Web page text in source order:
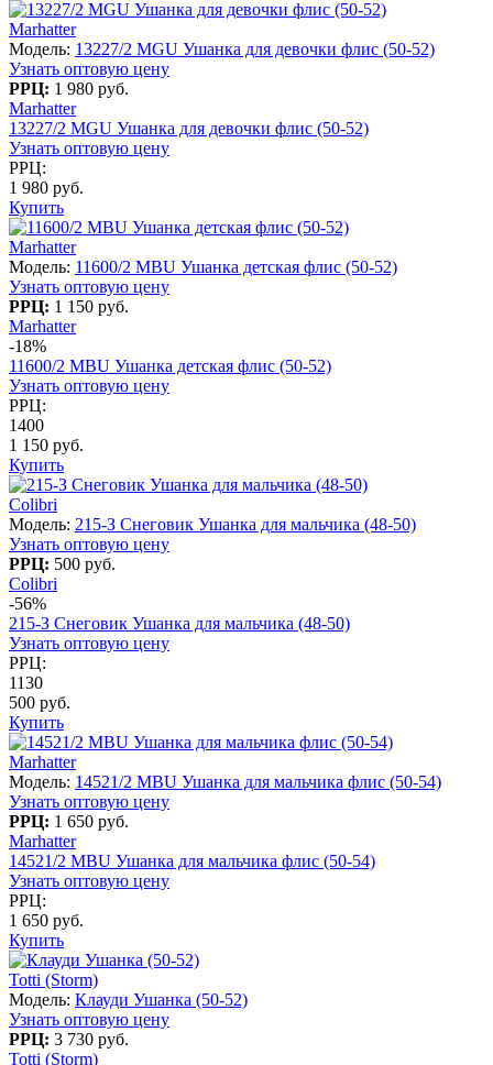
Marhatter
Модель: 13227/2 MGU Ушанка для девочки флис (50-52)
Узнать оптовую цену
РРЦ: 1 980 руб.
Marhatter
13227/2 MGU Ушанка для девочки флис (50-52)
Узнать оптовую цену
РРЦ:
1 980 руб.
Купить
Marhatter
Модель: 11600/2 MBU Ушанка детская флис (50-52)
Узнать оптовую цену
РРЦ: 1 150 руб.
Marhatter
-18%
11600/2 MBU Ушанка детская флис (50-52)
Узнать оптовую цену
РРЦ:
1400
1 150 руб.
Купить
Colibri
Модель: 215-З Снеговик Ушанка для мальчика (48-50)
Узнать оптовую цену
РРЦ: 500 руб.
Colibri
-56%
215-З Снеговик Ушанка для мальчика (48-50)
Узнать оптовую цену
РРЦ:
1130
500 руб.
Купить
Marhatter
Модель: 14521/2 MBU Ушанка для мальчика флис (50-54)
Узнать оптовую цену
РРЦ: 1 650 руб.
Marhatter
14521/2 MBU Ушанка для мальчика флис (50-54)
Узнать оптовую цену
РРЦ:
1 650 руб.
Купить
Totti (Storm)
Модель: Клауди Ушанка (50-52)
Узнать оптовую цену
РРЦ: 3 730 руб.
Totti (Storm)